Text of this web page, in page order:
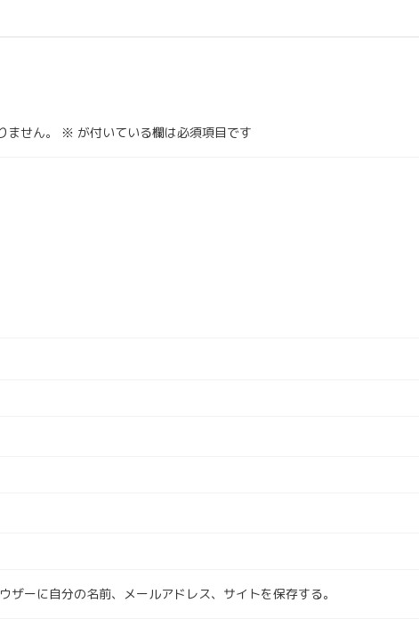
せん。 ※ が付いている欄は必須項目です
ザーに自分の名前、メールアドレス、サイトを保存する。